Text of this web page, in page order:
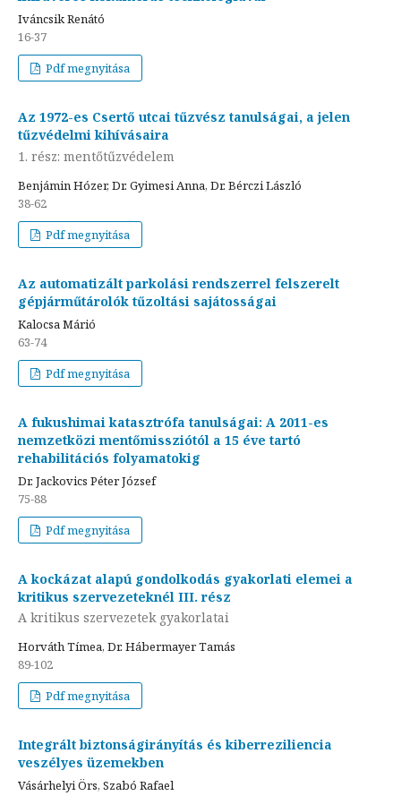
Iváncsik Renátó
16-37
Pdf megnyitása
Az 1972-es Csertő utcai tűzvész tanulságai, a jelen
tűzvédelmi kihívásaira
1. rész: mentőtűzvédelem
Benjámin Hózer, Dr. Gyimesi Anna, Dr. Bérczi László
38-62
Pdf megnyitása
Az automatizált parkolási rendszerrel felszerelt
gépjárműtárolók tűzoltási sajátosságai
Kalocsa Márió
63-74
Pdf megnyitása
A fukushimai katasztrófa tanulságai: A 2011-es
nemzetközi mentőmissziótól a 15 éve tartó
rehabilitációs folyamatokig
Dr. Jackovics Péter József
75-88
Pdf megnyitása
A kockázat alapú gondolkodás gyakorlati elemei a
kritikus szervezeteknél III. rész
A kritikus szervezetek gyakorlatai
Horváth Tímea, Dr. Hábermayer Tamás
89-102
Pdf megnyitása
Integrált biztonságirányítás és kiberreziliencia
veszélyes üzemekben
Vásárhelyi Örs, Szabó Rafael